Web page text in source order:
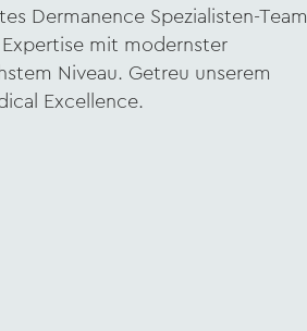
Dermanence Spezialisten-Team
mit modernster
Niveau. Getreu unserem
Excellence.